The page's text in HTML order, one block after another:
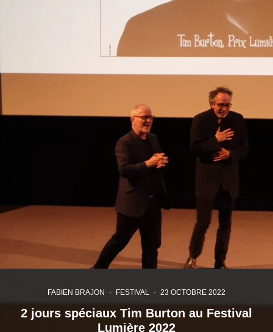
FABIEN BRAJON · FESTIVAL · 23 OCTOBRE 2022
2 jours spéciaux Tim Burton au Festival
Lumière 2022